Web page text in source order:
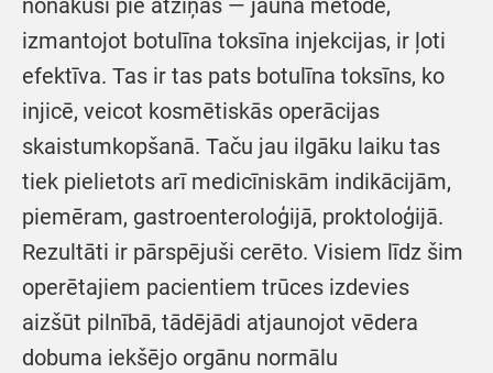
nonākuši pie atziņas — jaunā metode,
izmantojot botulīna toksīna injekcijas, ir ļoti
efektīva. Tas ir tas pats botulīna toksīns, ko
injicē, veicot kosmētiskās operācijas
skaistumkopšanā. Taču jau ilgāku laiku tas
tiek pielietots arī medicīniskām indikācijām,
piemēram, gastroenteroloģijā, proktoloģijā.
Rezultāti ir pārspējuši cerēto. Visiem līdz šim
operētajiem pacientiem trūces izdevies
aizšūt pilnībā, tādējādi atjaunojot vēdera
dobuma iekšējo orgānu normālu